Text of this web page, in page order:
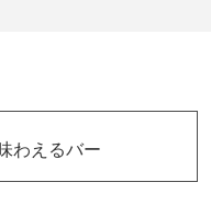
わえるバー